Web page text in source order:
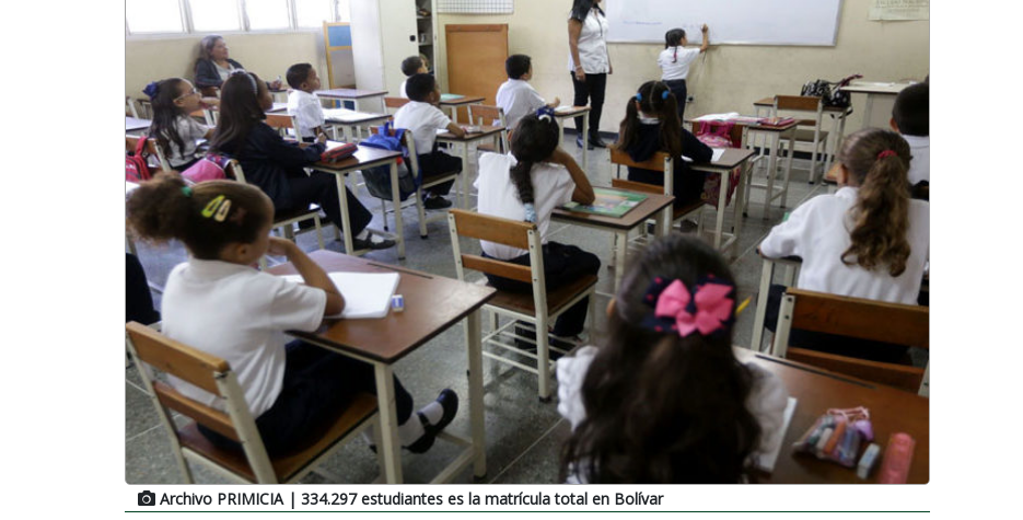
Archivo PRIMICIA| 334.297 estudiantes es la matrícula total en Bolívar